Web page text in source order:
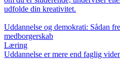
udfolde din kreativitet.
Uddannelse og demokrati: Sådan
medborgerskab
Læring
Uddannelse er mere end faglig